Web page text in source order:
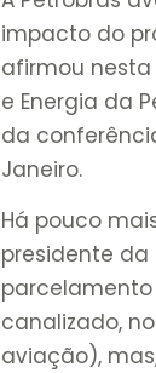
impacto do
afirmou
e Energia da
da
Janeiro.
Há pouco
presidente
canalizado,
aviação),